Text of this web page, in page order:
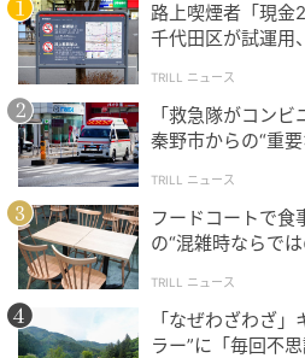
「親は子どもの権利を守らな
声もあるように、安易な投稿
人は多いようです。子どもを
て問われているのではないで
学校でも呼びかけている
こうした背景から、最近では学
いて注意を呼びかけるケース
路上喫煙者「現金
千代田区が試運用
TRILL ニュース
「救急隊がコン
秦野市からの“重
TRILL ニュース
フードコートで食
の“混雑時ならで
TRILL ニュース
「なぜわざわざ
ラー”に「毎回不